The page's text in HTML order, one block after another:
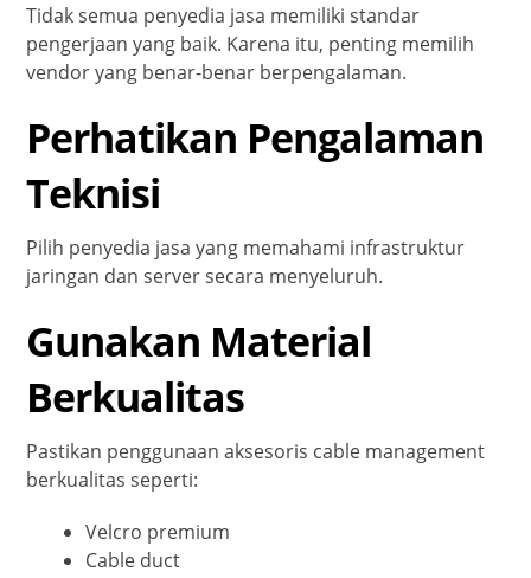
Tidak semua penyedia jasa memiliki standar
pengerjaan yang baik. Karena itu, penting memilih
vendor yang benar-benar berpengalaman.
Perhatikan Pengalaman
Teknisi
Pilih penyedia jasa yang memahami infrastruktur
jaringan dan server secara menyeluruh.
Gunakan Material
Berkualitas
Pastikan penggunaan aksesoris cable management
berkualitas seperti:
Velcro premium
Cable duct